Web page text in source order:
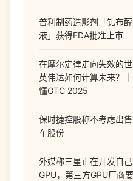
普利制药造影剂「钆布
液」获得FDA批准上市
在摩尔定律走向失效的世
英伟达如何计算未来？
懂GTC 2025
保时捷控股称不考虑出
车股份
外媒称三星正在开发自
GPU，第三方GPU厂商要